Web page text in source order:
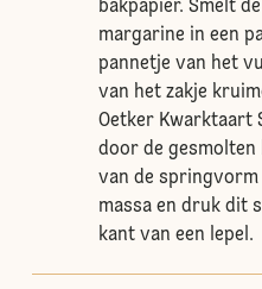
bakpapier. Smelt
margarine in een
pannetje van het
van het zakje
Oetker Kwarktaart
door de gesmolten
van de
massa en druk dit
kant van een lepel.